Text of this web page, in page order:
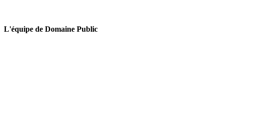
L'équipe de Domaine Public